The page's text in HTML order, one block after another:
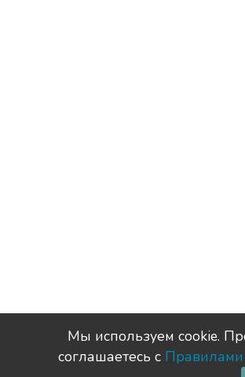
Мы используем сookie.
соглашаетесь с Правилами